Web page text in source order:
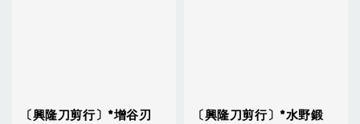
〔興隆刀剪行〕*增谷刃
〔興隆刀剪行〕*水野鍛